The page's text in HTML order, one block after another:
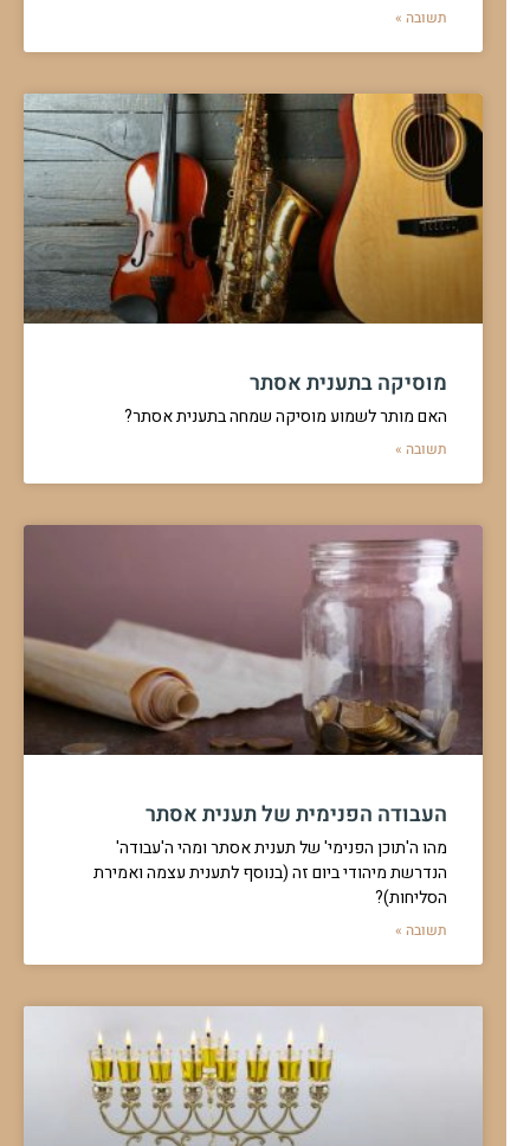
תשובה »
מוסיקה בתענית אסתר
האם מותר לשמוע מוסיקה שמחה בתענית אסתר?
תשובה »
העבודה הפנימית של תענית אסתר
מהו ה'תוכן הפנימי' של תענית אסתר ומהי ה'עבודה'
הנדרשת מיהודי ביום זה (בנוסף לתענית עצמה ואמירת
הסליחות)?
תשובה »